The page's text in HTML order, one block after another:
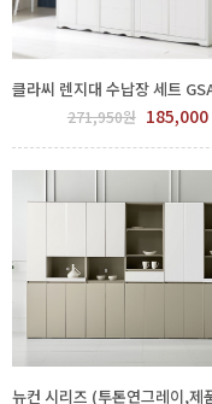
271,950원 185,000